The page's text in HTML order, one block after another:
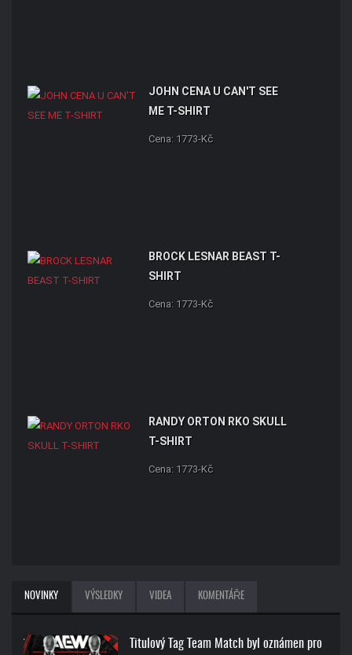
JOHN CENA U CAN'T SEE
ME T-SHIRT
Cena: 1773-Kč
BROCK LESNAR BEAST T-
SHIRT
Cena: 1773-Kč
RANDY ORTON RKO SKULL
T-SHIRT
Cena: 1773-Kč
NOVINKY VÝSLEDKY VIDEA KOMENTÁŘE
Titulový Tag Team Match byl oznámen pro